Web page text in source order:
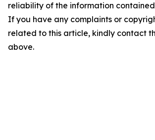
reliability of the information
If you have any complaints or
related to this article, kindly contact
above.